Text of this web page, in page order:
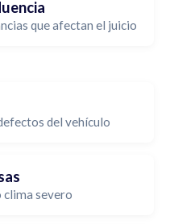
que afectan el juicio
del vehículo
clima severo